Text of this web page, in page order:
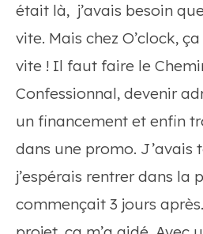
était là, j’avais besoin
vite. Mais chez O’clock,
vite ! Il faut faire le
Confessionnal, devenir
un financement et enfin
dans une promo. J’avais
j’espérais rentrer dans la
commençait 3 jours